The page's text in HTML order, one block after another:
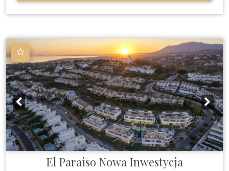
El Paraiso Nowa Inwestycja